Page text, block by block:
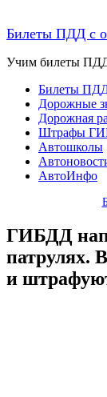
Билеты ПДД с
Учим билеты
Билеты
Дорожные
Дорожная
Штрафы
Автошколы
АвтоИнфо
ГИБДД
патрулях.
и